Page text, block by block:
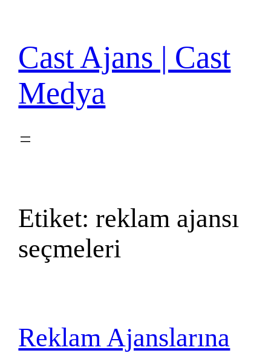
Cast Ajans | Cast
Medya
Etiket:reklam ajansı
seçmeleri
Reklam Ajanslarına